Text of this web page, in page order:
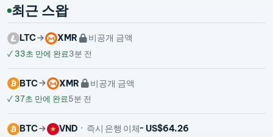
최근 스왑
LTC XMR 비공개 금액
✓ 33초 만에 완료3분 전
BTC XMR 비공개 금액
✓ 37초 만에 완료5분 전
BTC VND 즉시 은행 이체~ US$64.26